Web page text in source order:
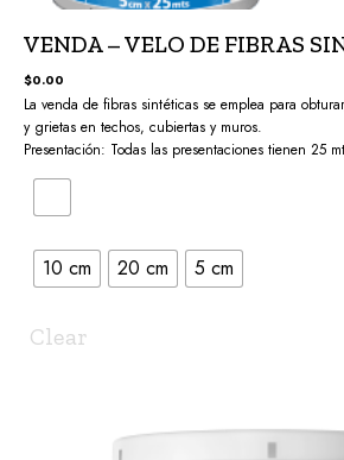
VENDA – VELO DE FIBRAS
$0.00
La venda de fibras sintéticas se emplea para
y grietas en techos, cubiertas y muros.
Presentación: Todas las presentaciones tienen 25
10 cm 20 cm 5 cm
Clear